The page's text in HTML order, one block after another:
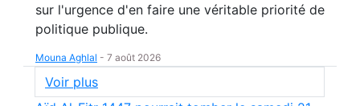
sur l'urgence d'en faire une véritable priorité de
politique publique.
Mouna Aghlal - 7 août 2026
Voir plus